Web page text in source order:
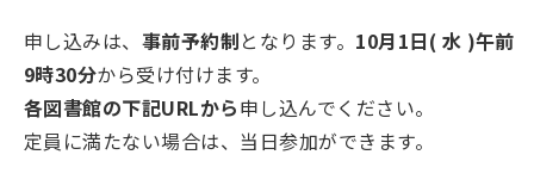
申し込みは、 事前予約制となります。 10月1日( 水 )午前
9時30分から受け付けます。
各図書館の下記URLから申し込んでください。
定員に満たない場合は、当日参加ができます。